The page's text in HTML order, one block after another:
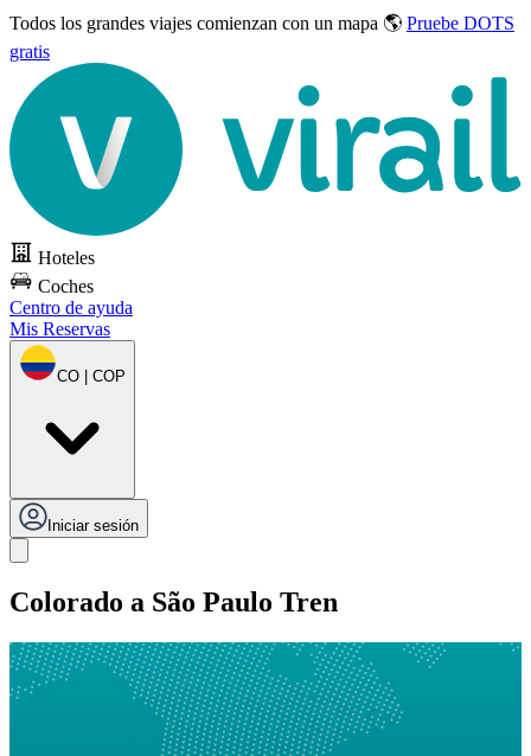
Todos los grandes viajes comienzan con un mapa 🌎 Pruebe DOTS
gratis
Hoteles
Coches
Centro de ayuda
Mis Reservas
CO | COP
Iniciar sesión
Colorado a São Paulo Tren